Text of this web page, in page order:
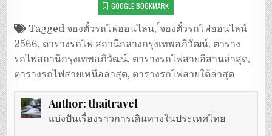
GOOGLE BOOKMARK
Tagged จองตั๋วรถไฟออนไลน, ์จองตั๋วรถไฟออนไลน์
2566, ตารางรถไฟ สถานีกลางกรุงเทพอภิวัฒน์, ตาราง
รถไฟสถานีกรุงเทพอภิวัฒน์, ตารางรถไฟสายอีสานล่าสุด,
ตารางรถไฟสายเหนือล่าสุด, ตารางรถไฟสายใต้ล่าสุด
Author:thaitravel
แบ่งปันเรื่องราวการเดินทางในประเทศไทย